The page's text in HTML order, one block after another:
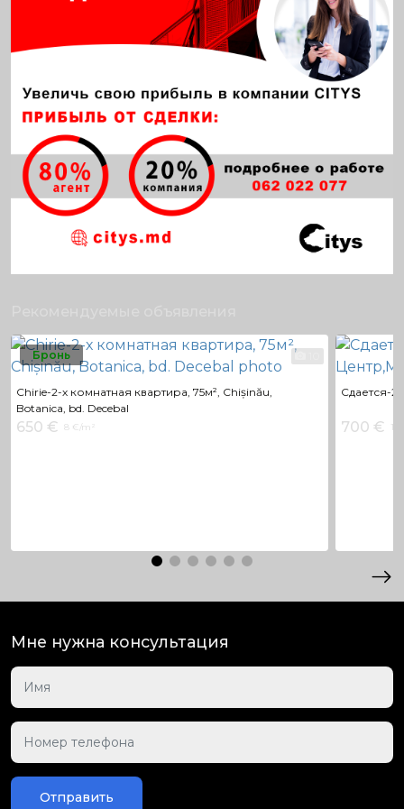
Бронь
Chirie-2-х комнатная квартира, 75м², Chișinău,
Botanica, bd. Decebal
650 € 8 €/m²
Сдается-
700 € 14
Мне нужна консультация
Отправить